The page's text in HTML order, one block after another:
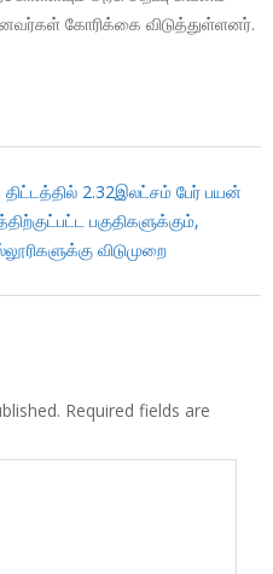
கோரிக்கை விடுத்துள்ளனர்.
2.32இலட்சம் பேர் பயன்
பகுதிகளுக்கும்,
விடுமுறை
Required fields are